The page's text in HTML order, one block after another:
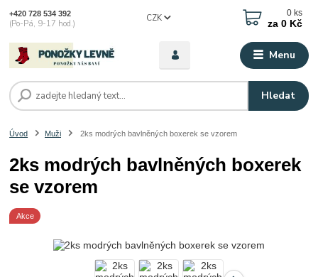
Menu
CZK
Hledat
+420 728 534 392
(Po-Pá, 9-17 hod.)
0 ks
za 0 Kč
Úvod Muži 2ks modrých bavlněných boxerek se vzorem
2ks modrých bavlněných boxerek
se vzorem
Akce